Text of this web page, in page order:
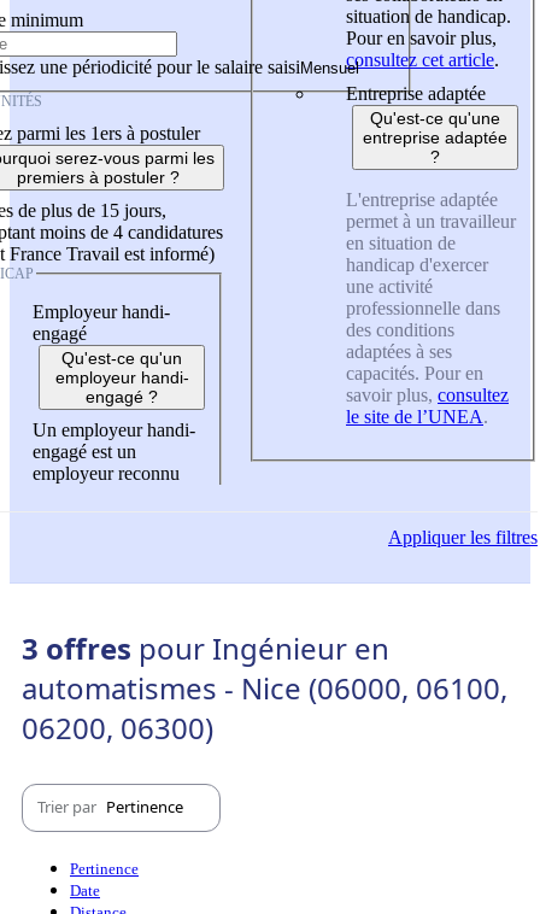
minimum
une périodicité pour le salaire saisi
parmi les 1ers à postuler
serez-vous parmi les
premiers à postuler ?
de plus de 15 jours,
moins de 4 candidatures
France Travail est informé)
Employeur handi-
engagé
Qu'est-ce qu'un
employeur handi-
engagé ?
Un employeur handi-
engagé est un
employeur reconnu
situation de handicap.
Pour en savoir plus,
consultez cet article.
Entreprise adaptée
Qu'est-ce qu'une
entreprise adaptée
?
L'entreprise adaptée
permet à un travailleur
en situation de
handicap d'exercer
une activité
professionnelle dans
des conditions
adaptées à ses
capacités. Pour en
savoir plus, consultez
le site de l’UNEA.
Appliquerles filtres
3 offres pour Ingénieur en
automatismes - Nice (06000, 06100,
06200, 06300)
Trier par Pertinence
Pertinence
Date